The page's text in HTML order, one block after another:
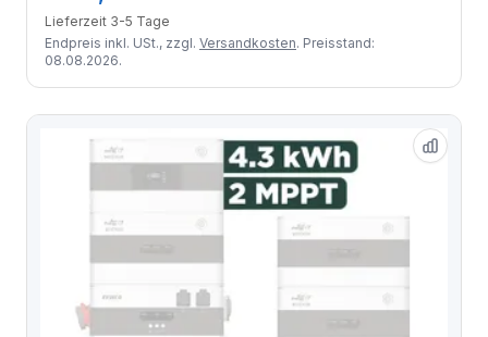
Lieferzeit 3-5 Tage
Endpreis inkl. USt., zzgl. Versandkosten. Preisstand:
08.08.2026.